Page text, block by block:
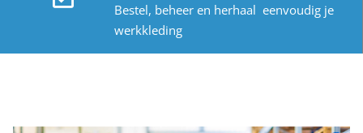
Bestel, beheer en herhaal eenvoudig je
werkkleding